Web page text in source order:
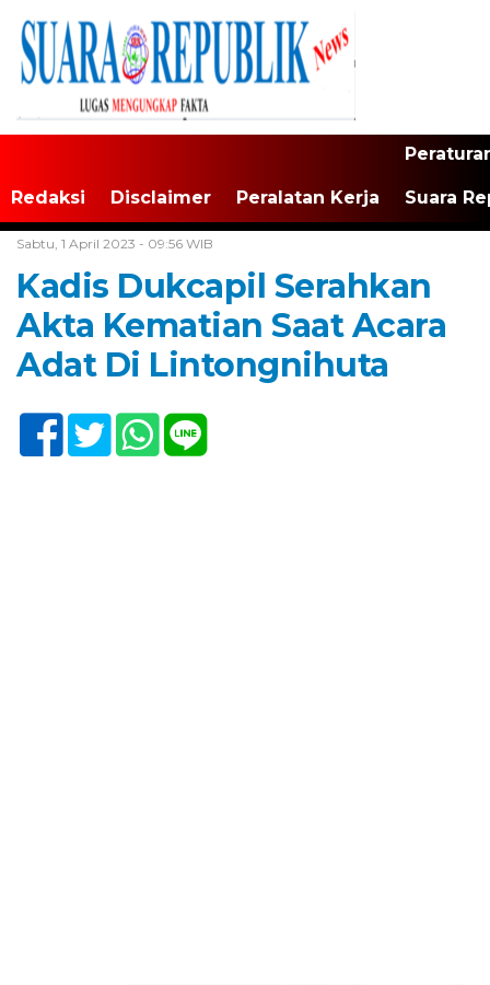
Redaksi Disclaimer Peralatan Kerja Suara
Sabtu, 1 April 2023 - 09:56 WIB
Kadis Dukcapil Serahkan
Akta Kematian Saat Acara
Adat Di Lintongnihuta